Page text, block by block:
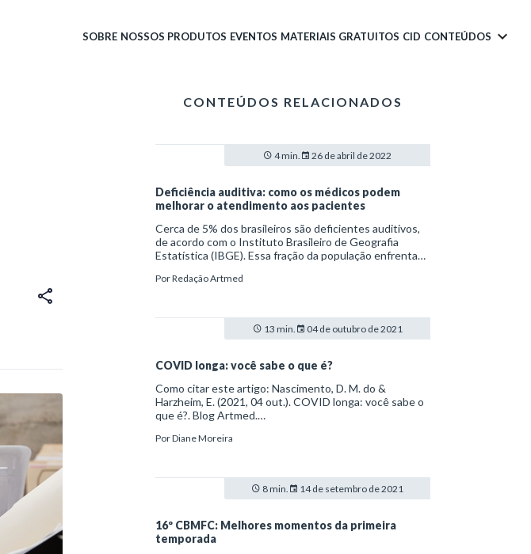
SOBRE NOSSOS PRODUTOS EVENTOS MATERIAIS GRATUITOS CID CONTEÚDOS
CONTEÚDOS RELACIONADOS
4 min. 26 de abril de 2022
Deficiência auditiva: como os médicos podem
melhorar o atendimento aos pacientes
Cerca de 5% dos brasileiros são deficientes auditivos,
de acordo com o Instituto Brasileiro de Geografia
Estatística (IBGE). Essa fração da população enfrenta
qualquer cidadão. A principal é a falta de meios não
sabem se comunicar utilizando a Língua Brasileira de
PorRedação Artmed
13 min. 04 de outubro de 2021
COVID longa: você sabe o que é?
Como citar este artigo: Nascimento, D. M. do &
Harzheim, E. (2021, 04 out.). COVID longa: você sabe o
que é?. Blog Artmed.
o-que-e
PorDiane Moreira
8 min. 14 de setembro de 2021
16º CBMFC: Melhores momentos da primeira
temporada